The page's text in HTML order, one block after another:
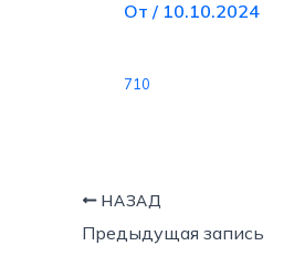
От / 10.10.2024
710
НАЗАД
Предыдущая запись